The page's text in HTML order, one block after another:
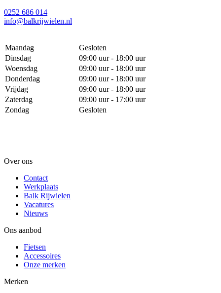
0252 686 014
info@balkrijwielen.nl
Maandag
Gesloten
Dinsdag
09:00 uur - 18:00 uur
Woensdag
09:00 uur - 18:00 uur
Donderdag
09:00 uur - 18:00 uur
Vrijdag
09:00 uur - 18:00 uur
Zaterdag
09:00 uur - 17:00 uur
Zondag
Gesloten
Over ons
Contact
Werkplaats
Balk Rijwielen
Vacatures
Nieuws
Ons aanbod
Fietsen
Accessoires
Onze merken
Merken